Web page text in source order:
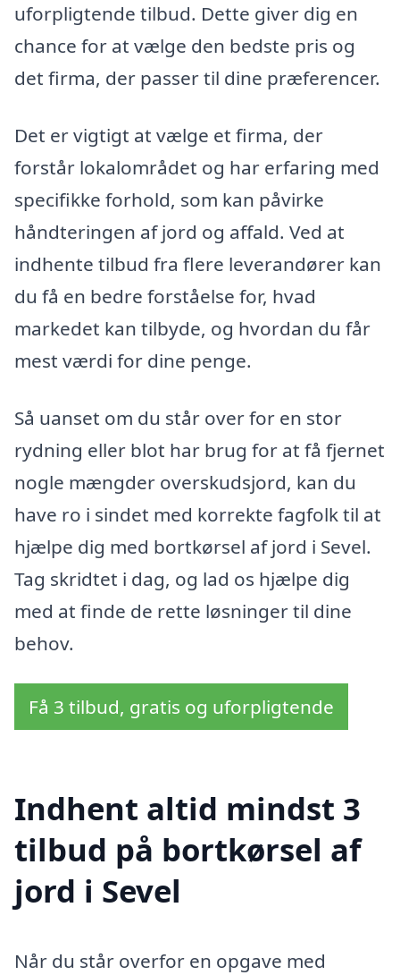
uforpligtende tilbud. Dette giver dig en
chance for at vælge den bedste pris og
det firma, der passer til dine præferencer.
Det er vigtigt at vælge et firma, der
forstår lokalområdet og har erfaring med
specifikke forhold, som kan påvirke
håndteringen af jord og affald. Ved at
indhente tilbud fra flere leverandører kan
du få en bedre forståelse for, hvad
markedet kan tilbyde, og hvordan du får
mest værdi for dine penge.
Så uanset om du står over for en stor
rydning eller blot har brug for at få fjernet
nogle mængder overskudsjord, kan du
have ro i sindet med korrekte fagfolk til at
hjælpe dig med bortkørsel af jord i Sevel.
Tag skridtet i dag, og lad os hjælpe dig
med at finde de rette løsninger til dine
behov.
Få 3 tilbud, gratis og uforpligtende
Indhent altid mindst 3
tilbud på bortkørsel af
jord i Sevel
Når du står overfor en opgave med